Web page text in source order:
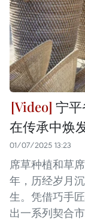
宁
在传承中焕
01/07/2025 13:23
席草种植和草
年，历经岁月
生。凭借巧手
出一系列契合